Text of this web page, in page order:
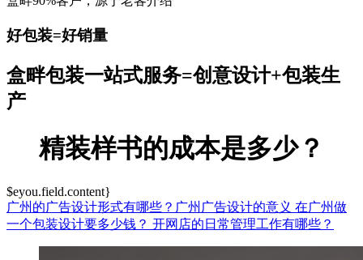
好包装=好销量
盒畔包装一站式服务=创意设计+包装生
产
精装样书的成本是多少？
$eyou.field.content}
广州的广告设计形式有哪些？广州广告设计的意义 在广州做
一个包装设计要多少钱？ 开网店的日常管理工作有哪些？